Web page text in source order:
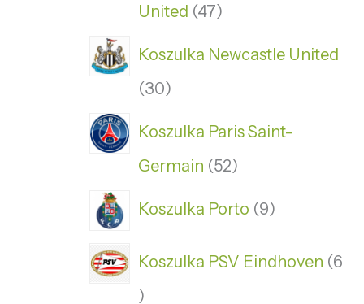
United 47
Koszulka Newcastle United
30
Koszulka Paris Saint-
Germain 52
Koszulka Porto 9
Koszulka PSV Eindhoven 6